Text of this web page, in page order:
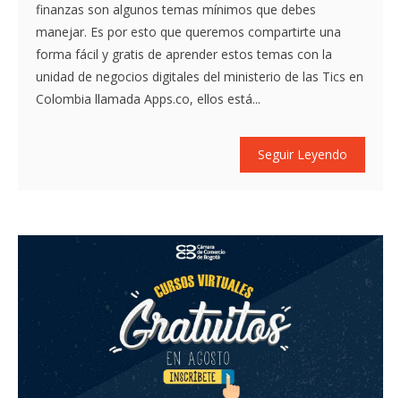
finanzas son algunos temas mínimos que debes
manejar. Es por esto que queremos compartirte una
forma fácil y gratis de aprender estos temas con la
unidad de negocios digitales del ministerio de las Tics en
Colombia llamada Apps.co, ellos está...
Seguir Leyendo